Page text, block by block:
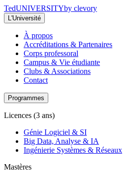
TedUNIVERSITYby clevory
L'Université
À propos
Accréditations & Partenaires
Corps professoral
Campus & Vie étudiante
Clubs & Associations
Contact
Programmes
Licences (3 ans)
Génie Logiciel & SI
Big Data, Analyse & IA
Ingénierie Systèmes & Réseaux
Mastères